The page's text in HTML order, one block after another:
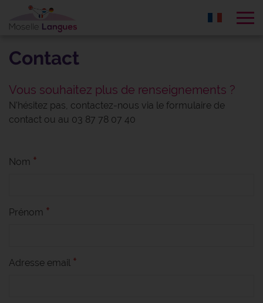
Contact
Vous souhaitez plus de renseignements ?
N'hésitez pas, contactez-nous via le formulaire de
contact ou au 03 87 78 07 40
Nom
Prénom
Adresse email